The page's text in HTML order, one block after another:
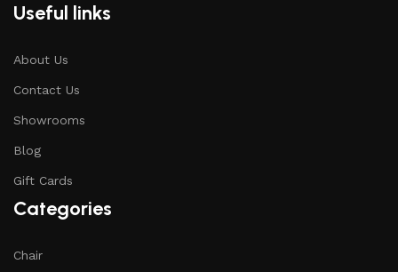
Useful links
About Us
Contact Us
Showrooms
Blog
Gift Cards
Categories
Chair